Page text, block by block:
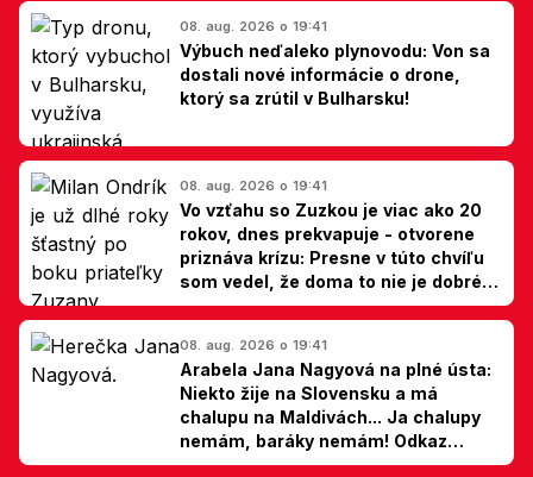
08. aug. 2026 o 19:41
Výbuch neďaleko plynovodu: Von sa
dostali nové informácie o drone,
ktorý sa zrútil v Bulharsku!
08. aug. 2026 o 19:41
Vo vzťahu so Zuzkou je viac ako 20
rokov, dnes prekvapuje - otvorene
priznáva krízu: Presne v túto chvíľu
som vedel, že doma to nie je dobré,
hovorí Milan Ondrík
08. aug. 2026 o 19:41
Arabela Jana Nagyová na plné ústa:
Niekto žije na Slovensku a má
chalupu na Maldivách... Ja chalupy
nemám, baráky nemám! Odkaz
Slovákom